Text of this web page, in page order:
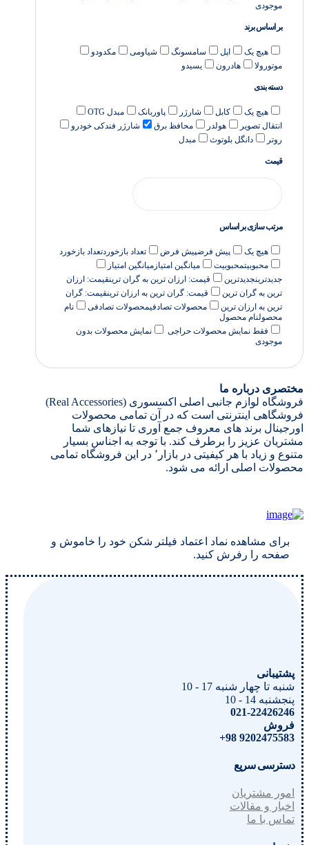
موجودی
بر اساس برند
هیچ یک اپل سامسونگ شیاومی
مکدودو
موتورولا
هادرون یسیدو
دسته بندی
هیچ یک کابل شارژر پاوربانک
مبدل OTG
انتقال تصویر
هولدر محافظ برق
شارژر فندکی خودرو
روتر
دانگل بلوتوث مبدل
قیمت
مرتب سازی بر اساس
هیچ یک پیش فرضپیش فرض تعداد بازخوردتعداد بازخورد
محبوبیتمحبوبیت میانگین امتیاز میانگین امتیاز
جدیدترینجدیدترین قیمت: ارزان ترین به گران ترینقیمت: ارزان
ترین به گران ترین
قیمت: گران ترین به ارزان ترینقیمت: گران
ترین به ارزان ترین
محصولات تصادفیمحصولات تصادفی
نام
محصولنام محصول
فقط نمایش محصولات حراجی
نمایش محصولات بدون
موجودی
مختصری درباره ما
فروشگاه لوازم جانبی اصلی اکسسوری (Real Accessories)
فروشگاهی اینترنتی است که در آن تمامی محصولات
اورجینال برند های معروف جمع آوری تا نیازهای شما
مشتریان عزیز را برطرف کند. با توجه به اجناس بسیار
متنوع و زیاد با هر کیفیتی در بازار٬ در این فروشگاه تمامی
محصولات اصلی ارائه می شود.
برای مشاهده نماد اعتماد فیلتر شکن خود را خاموش و
صفحه را رفرش کنید.
پشتیبانی
شنبه تا چهار شنبه 17 - 10
پنجشنبه 14 - 10
021-22426246
فروش
9202475583 98+
دسترسی سریع
امور مشتریان
اخبار و مقالات
تماس با ما